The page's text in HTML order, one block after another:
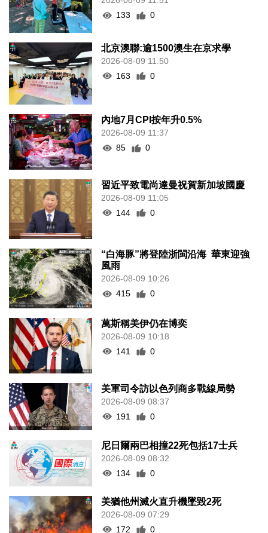
133
0
北京澳聯:逾1500澳生在京求學
2026-08-09 11:50
163
0
內地7月CPI按年升0.5%
2026-08-09 11:37
85
0
習近平致電尚達曼祝賀新加坡國慶
2026-08-09 11:05
144
0
“白海豚”將登陸浙閩沿海 華東迎強
風雨
2026-08-09 10:26
415
0
萬斯稱美伊仍在博奕
2026-08-09 10:18
141
0
美軍司令訪以色列商多戰線局勢
2026-08-09 08:37
191
0
尼日爾兩巴相撞22死包括17士兵
2026-08-09 08:32
134
0
美猶他州滅火直升機墜毀2死
2026-08-09 07:29
172
0